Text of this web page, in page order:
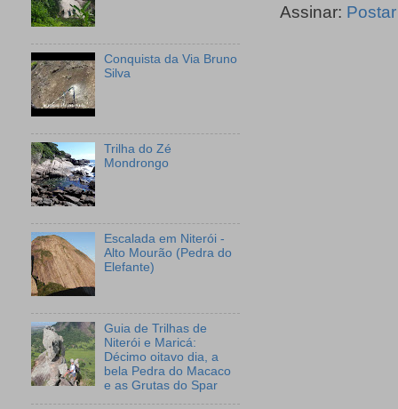
Assinar:
Conquista da Via Bruno
Silva
Trilha do Zé
Mondrongo
Escalada em Niterói -
Alto Mourão (Pedra do
Elefante)
Guia de Trilhas de
Niterói e Maricá:
Décimo oitavo dia, a
bela Pedra do Macaco
e as Grutas do Spar